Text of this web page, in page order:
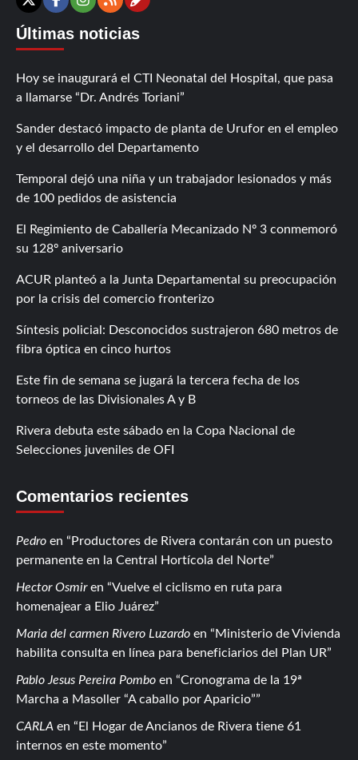
X Facebook
Instagram
RSSContáctanos
Últimas noticias
Hoy se inaugurará el CTI Neonatal del Hospital, que pasa
a llamarse “Dr. Andrés Toriani”
Sander destacó impacto de planta de Urufor en el empleo
y el desarrollo del Departamento
Temporal dejó una niña y un trabajador lesionados y más
de 100 pedidos de asistencia
El Regimiento de Caballería Mecanizado Nº 3 conmemoró
su 128º aniversario
ACUR planteó a la Junta Departamental su preocupación
por la crisis del comercio fronterizo
Síntesis policial: Desconocidos sustrajeron 680 metros de
fibra óptica en cinco hurtos
Este fin de semana se jugará la tercera fecha de los
torneos de las Divisionales A y B
Rivera debuta este sábado en la Copa Nacional de
Selecciones juveniles de OFI
Comentarios recientes
Pedro en
Productores de Rivera contarán con un puesto
permanente en la Central Hortícola del Norte
Hector Osmiren
Vuelve el ciclismo en ruta para
homenajear a Elio Juárez
Maria del carmen Rivero Luzardo en
Ministerio de Vivienda
habilita consulta en línea para beneficiarios del Plan UR
Pablo Jesus Pereira Pombo en
Cronograma de la 19ª
Marcha a Masoller “A caballo por Aparicio”
CARLA en
El Hogar de Ancianos de Rivera tiene 61
internos en este momento